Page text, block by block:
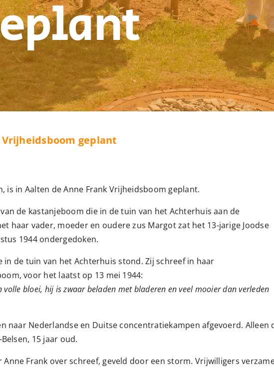
geplant
is in Aalten de Anne Frank Vrijheidsboom geplant.
de kastanjeboom die in de tuin van het Achterhuis aan de
haar vader, moeder en oudere zus Margot zat het 13-jarige Joodse
1944 ondergedoken.
de tuin van het Achterhuis stond. Zij schreef in haar
voor het laatst op 13 mei 1944:
bloei, hij is zwaar beladen met bladeren en veel mooier dan verleden
naar Nederlandse en Duitse concentratiekampen afgevoerd. Alleen
15 jaar oud.
Frank over schreef, geveld door een storm. Vrijwilligers